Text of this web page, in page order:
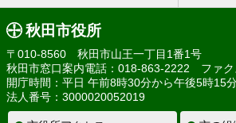
秋田市役所
〒010-8560 秋田市山王一丁目1番1号
秋田市窓口案内電話：018-863-2222 ファ
開庁時間：平日 午前8時30分から午後5時15
法人番号：3000020052019